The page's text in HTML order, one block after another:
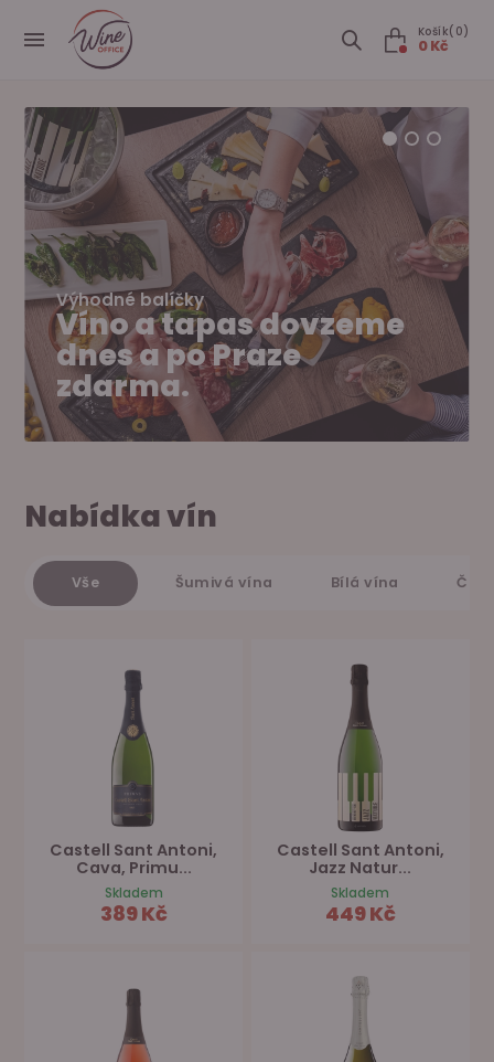
Košík(0)
0 Kč
Výhodné balíčky
Víno a tapas dovzeme
dnes a po Praze
zdarma.
Nabídka vín
Vše Šumivá vína Bílá vína
Castell Sant Antoni,
Cava, Primu...
Skladem
389 Kč
Castell Sant Antoni,
Jazz Natur...
Skladem
449 Kč